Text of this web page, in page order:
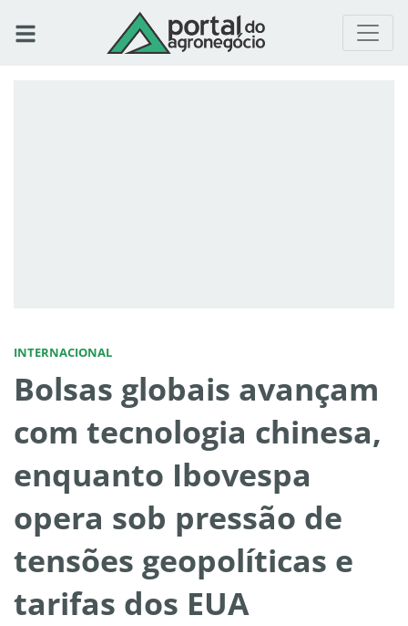
INTERNACIONAL
Bolsas globais avançam
com tecnologia chinesa,
enquanto Ibovespa
opera sob pressão de
tensões geopolíticas e
tarifas dos EUA